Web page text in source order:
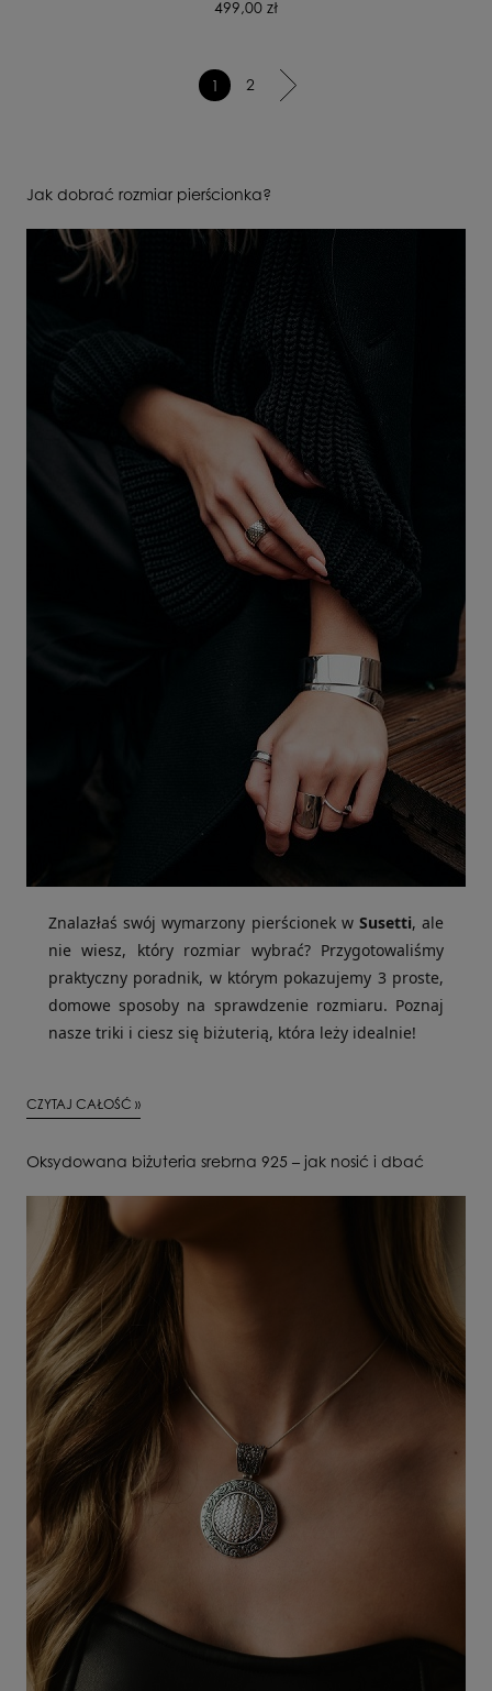
499,00 zł
1 2
Jak dobrać rozmiar pierścionka?
Znalazłaś swój wymarzony pierścionek w Susetti, ale
nie wiesz, który rozmiar wybrać? Przygotowaliśmy
praktyczny poradnik, w którym pokazujemy 3 proste,
domowe sposoby na sprawdzenie rozmiaru. Poznaj
nasze triki i ciesz się biżuterią, która leży idealnie!
CZYTAJ CAŁOŚĆ »
Oksydowana biżuteria srebrna 925 – jak nosić i dbać